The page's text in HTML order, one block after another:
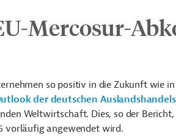
Mercosur-
so positiv in die Zukunft wie
der deutschen
Weltwirtschaft. Dies, so der
vorläufig angewendet wird.